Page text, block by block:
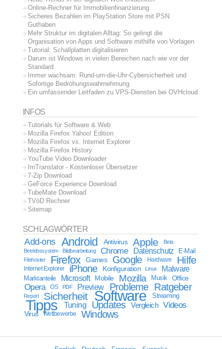
Online-Rechner für Immobilienfinanzierung
Sicheres Bezahlen im PlayStation Store mit PSN
Guthaben
Mehr Struktur im digitalen Alltag: So gelingt die
Organisation von Apps und Software mithilfe von Vorlagen
Tutorial: Schallplatten digitalisieren
Darum ist Windows in vielen Bereichen nach wie vor der
Standard
Immer wachsam: Rund-um-die-Uhr-Cybersicherheit und
Sofortige Bedrohungswahrnehmung
Ein umfassender Leitfaden zu VPS-Diensten bei OVHcloud
INFOS
Tutorials für Software & Web
Mozilla Firefox Yahoo! Edition
Mozilla Firefox vs. Internet Explorer
Mozilla Firefox History
YouTube Video Downloader
ImTranslator - Kostenloser Übersetzer
7-Zip Download
GeForce Experience Download
TubeMate Download
TVöD Rechner
Sitemap
SCHLAGWÖRTER
Add-ons Android Antivirus Apple
Beta
Betriebssystem
Bildbearbeitung Chrome Datenschutz E-Mail
Filehoster Firefox Games Google Hardware Hilfe
Internet Explorer iPhone Konfiguration Linux Malware
Marktanteile Microsoft Mobile Mozilla Musik Office
Opera OS PDF Preview Probleme Ratgeber
Report Sicherheit Software Streaming
Tipps Tuning Updates Vergleich Videos
Virus Wettbewerbe Windows